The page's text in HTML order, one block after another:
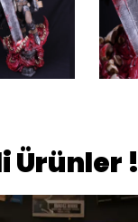
Ürünler !